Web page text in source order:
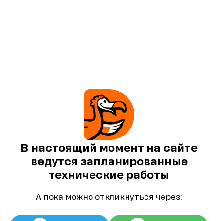
В настоящий момент на сайте
ведутся запланированные
технические работы
А пока можно откликнуться через: